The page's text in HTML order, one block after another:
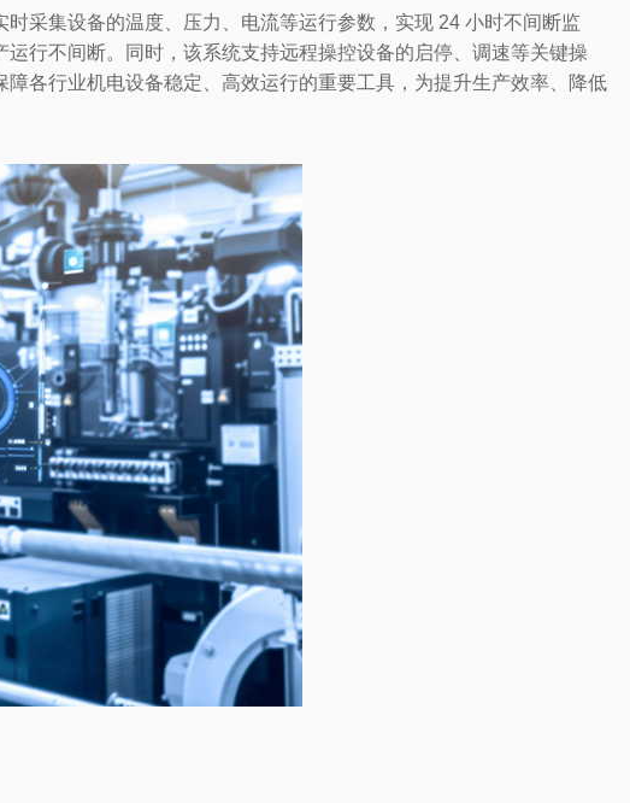
采集设备的温度、压力、电流等运行参数，实现 24 小时不间断监
行不间断。同时，该系统支持远程操控设备的启停、调速等关键操
各行业机电设备稳定、高效运行的重要工具，为提升生产效率、降低